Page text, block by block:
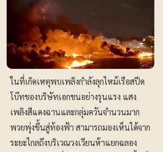
ในที่เกิดเหตุพบเพลิงกำลังลุกไหม้เรือสปีด
โบ๊ทของบริษัทเอกชนอย่างรุนแรง แสง
เพลิงสีแดงฉานและกลุ่มควันจำนวนมาก
พวยพุ่งขึ้นสู่ท้องฟ้า สามารถมองเห็นได้จาก
ระยะไกลถึงบริเวณวงเวียนห้าแยกฉลอง